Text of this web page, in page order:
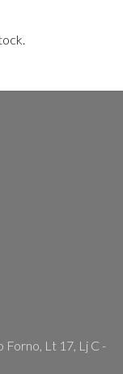
Forno, Lt 17, Lj C -